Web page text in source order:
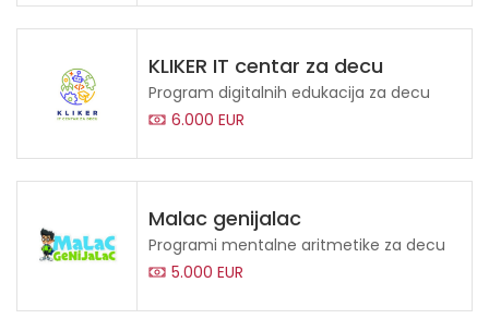
KLIKER IT centar za decu
Program digitalnih edukacija za decu
6.000 EUR
Malac genijalac
Programi mentalne aritmetike za decu
5.000 EUR